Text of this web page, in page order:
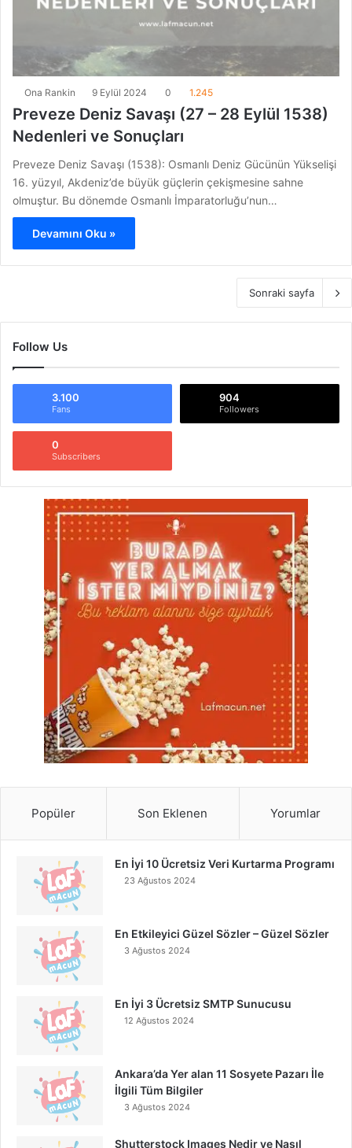
Ona Rankin 9 Eylül 2024 0 1.245
Preveze Deniz Savaşı (27 – 28 Eylül 1538)
Nedenleri ve Sonuçları
Preveze Deniz Savaşı (1538): Osmanlı Deniz Gücünün Yükselişi
16. yüzyıl, Akdeniz’de büyük güçlerin çekişmesine sahne
olmuştur. Bu dönemde Osmanlı İmparatorluğu’nun…
Devamını Oku »
Sonraki sayfa
Follow Us
3.100
Fans
904
Followers
0
Subscribers
Popüler Son Eklenen Yorumlar
En İyi 10 Ücretsiz Veri Kurtarma Programı
23 Ağustos 2024
En Etkileyici Güzel Sözler – Güzel Sözler
3 Ağustos 2024
En İyi 3 Ücretsiz SMTP Sunucusu
12 Ağustos 2024
Ankara’da Yer alan 11 Sosyete Pazarı İle
İlgili Tüm Bilgiler
3 Ağustos 2024
Shutterstock Images Nedir ve Nasıl